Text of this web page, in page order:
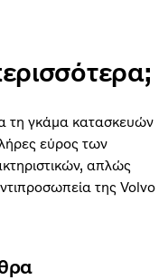
τη γκάμα κατασκευών
εύρος των
απλώς
της Volvo